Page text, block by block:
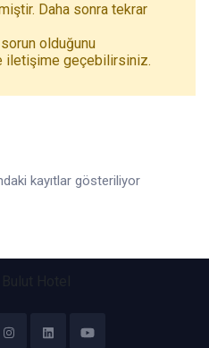
Daha sonra tekrar
olduğunu
iletişime geçebilirsiniz.
kayıtlar gösteriliyor